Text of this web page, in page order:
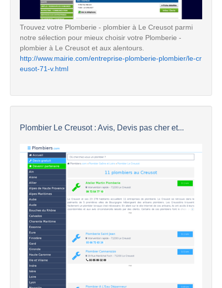
Trouvez votre Plomberie - plombier à Le Creusot parmi
notre sélection pour mieux choisir votre Plomberie -
plombier à Le Creusot et aux alentours.
http://www.mairie.com/entreprise-plomberie-plombier/le-cr
eusot-71-v.html
Plombier Le Creusot : Avis, Devis pas cher et...